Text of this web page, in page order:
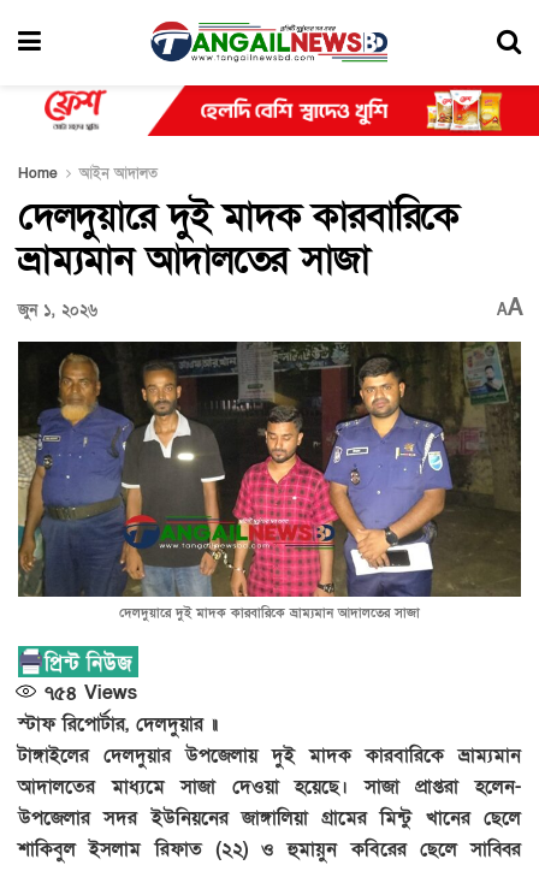
Home আইন আদালত
দেলদুয়ারে দুই মাদক কারবারিকে
ভ্রাম্যমান আদালতের সাজা
জুন ১, ২০২৬ AA
দেলদুয়ারে দুই মাদক কারবারিকে ভ্রাম্যমান আদালতের সাজা
৭৫৪ Views
স্টাফ রিপোর্টার, দেলদুয়ার ॥
টাঙ্গাইলের দেলদুয়ার উপজেলায় দুই মাদক কারবারিকে ভ্রাম্যমান
আদালতের মাধ্যমে সাজা দেওয়া হয়েছে। সাজা প্রাপ্তরা হলেন-
উপজেলার সদর ইউনিয়নের জাঙ্গালিয়া গ্রামের মিন্টু খানের ছেলে
শাকিবুল ইসলাম রিফাত (২২) ও হুমায়ুন কবিরের ছেলে সাব্বির